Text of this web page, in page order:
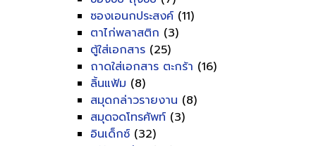
ซองเอนกประสงค์ (11)
ตาไก่พลาสติก (3)
ตู้ใส่เอกสาร (25)
ถาดใส่เอกสาร ตะกร้า (16)
ลิ้นแฟ้ม (8)
สมุดกล่าวรายงาน (8)
สมุดจดโทรศัพท์ (3)
อินเด็กซ์ (32)